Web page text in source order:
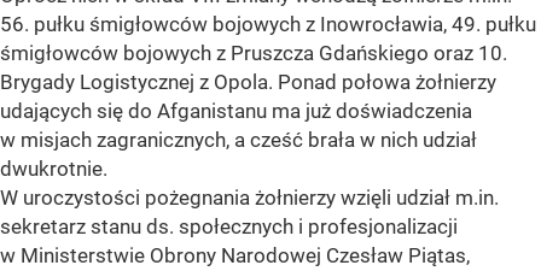
56. pułku śmigłowców bojowych z Inowrocławia, 49. pułku
śmigłowców bojowych z Pruszcza Gdańskiego oraz 10.
Brygady Logistycznej z Opola. Ponad połowa żołnierzy
udających się do Afganistanu ma już doświadczenia
w misjach zagranicznych, a cześć brała w nich udział
dwukrotnie.
W uroczystości pożegnania żołnierzy wzięli udział m.in.
sekretarz stanu ds. społecznych i profesjonalizacji
w Ministerstwie Obrony Narodowej Czesław Piątas,